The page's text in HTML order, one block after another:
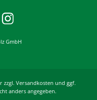
GmbH
zzgl. Versandkosten und ggf.
anders angegeben.